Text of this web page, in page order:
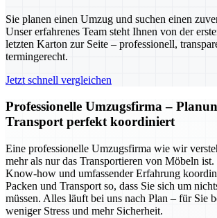
Sie planen einen Umzug und suchen einen
Unser erfahrenes Team steht Ihnen von der
letzten Karton zur Seite – professionell,
termingerecht.
Jetzt schnell vergleichen
Professionelle Umzugsfirma –
Transport perfekt koordiniert
Eine professionelle Umzugsfirma wie wir
mehr als nur das Transportieren von Möbeln
Know-how und umfassender Erfahrung
Packen und Transport so, dass Sie sich um
müssen. Alles läuft bei uns nach Plan – für Sie
weniger Stress und mehr Sicherheit.